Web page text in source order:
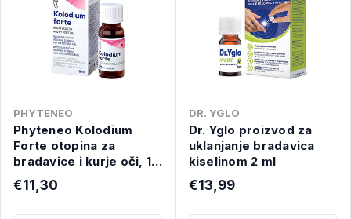
PHYTENEO
Phyteneo Kolodium
Forte otopina za
bradavice i kurje oči, 10
ml
€11,30
DR. YGLO
Dr. Yglo proizvod za
uklanjanje bradavica
kiselinom 2 ml
€13,99